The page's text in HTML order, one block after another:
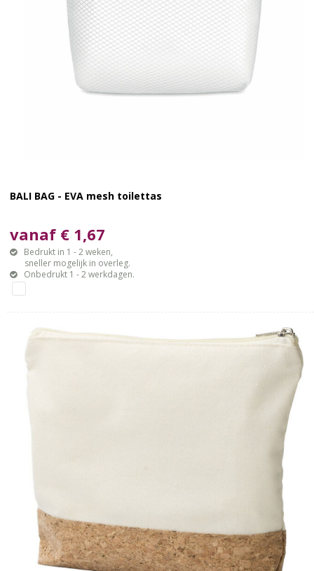
BALI BAG - EVA mesh toilettas
vanaf € 1,67
Bedrukt in 1 - 2 weken,
sneller mogelijk in overleg.
Onbedrukt 1 - 2 werkdagen.